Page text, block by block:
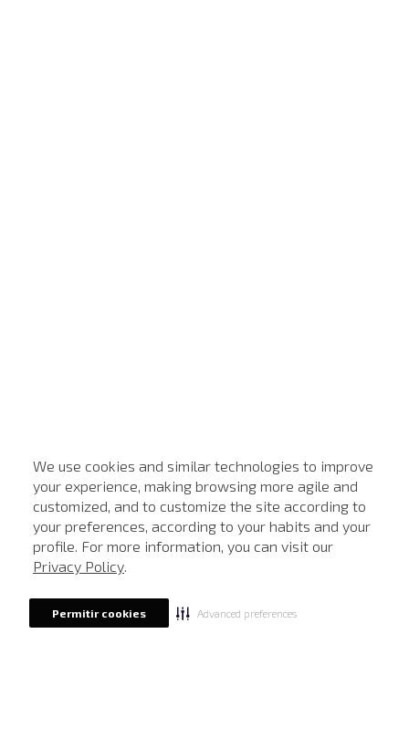
We use cookies and similar technologies to improve
your experience, making browsing more agile and
customized, and to customize the site according to
your preferences, according to your habits and your
profile. For more information, you can visit our
Privacy Policy.
Permitir cookies Advanced preferences